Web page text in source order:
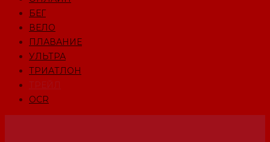
БЕГ
ВЕЛО
ПЛАВАНИЕ
УЛЬТРА
ТРИАТЛОН
ТРЕЙЛ
OCR